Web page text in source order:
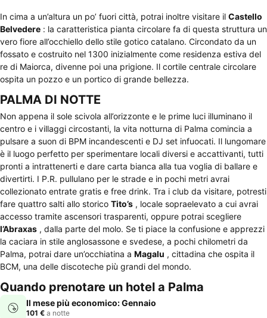
In cima a un’altura un po’ fuori città, potrai inoltre visitare il Castello
Belvedere : la caratteristica pianta circolare fa di questa struttura un
vero fiore all’occhiello dello stile gotico catalano. Circondato da un
fossato e costruito nel 1300 inizialmente come residenza estiva del
re di Maiorca, divenne poi una prigione. Il cortile centrale circolare
ospita un pozzo e un portico di grande bellezza.
PALMA DI NOTTE
Non appena il sole scivola all’orizzonte e le prime luci illuminano il
centro e i villaggi circostanti, la vita notturna di Palma comincia a
pulsare a suon di BPM incandescenti e DJ set infuocati. Il lungomare
è il luogo perfetto per sperimentare locali diversi e accattivanti, tutti
pronti a intrattenerti e dare carta bianca alla tua voglia di ballare e
divertirti. I P.R. pullulano per le strade e in pochi metri avrai
collezionato entrate gratis e free drink. Tra i club da visitare, potresti
fare quattro salti allo storico Tito’s , locale sopraelevato a cui avrai
accesso tramite ascensori trasparenti, oppure potrai scegliere
l’Abraxas , dalla parte del molo. Se ti piace la confusione e apprezzi
la caciara in stile anglosassone e svedese, a pochi chilometri da
Palma, potrai dare un’occhiatina a Magalu , cittadina che ospita il
BCM, una delle discoteche più grandi del mondo.
Quando prenotare un hotel a Palma
Il mese più economico: Gennaio
101 € a notte